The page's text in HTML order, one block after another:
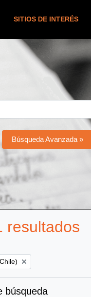
SITIOS DE INTERÉS
Búsqueda Avanzada »
resultados
búsqueda